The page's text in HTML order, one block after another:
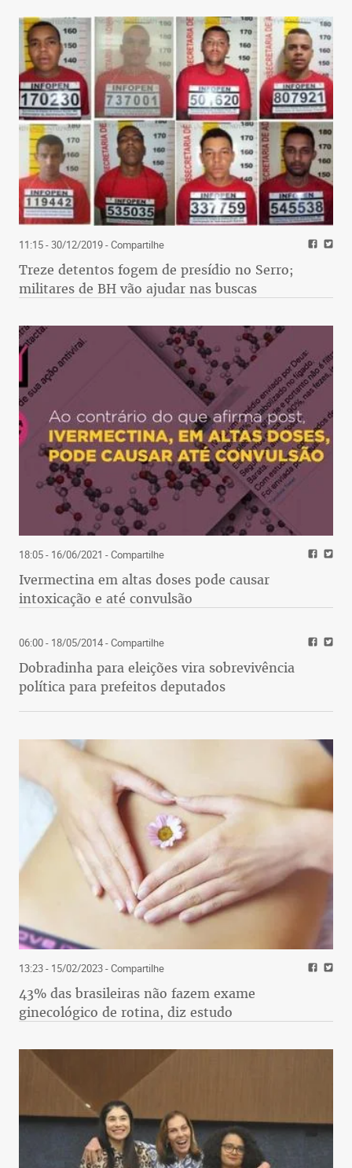
11:15 - 30/12/2019- Compartilhe
Treze detentos fogem de presídio no Serro;
militares de BH vão ajudar nas buscas
18:05 - 16/06/2021 - Compartilhe
Ivermectina em altas doses pode causar
intoxicação e até convulsão
06:00 - 18/05/2014- Compartilhe
Dobradinha para eleições vira sobrevivência
política para prefeitos deputados
13:23 - 15/02/2023- Compartilhe
43% das brasileiras não fazem exame
ginecológico de rotina, diz estudo